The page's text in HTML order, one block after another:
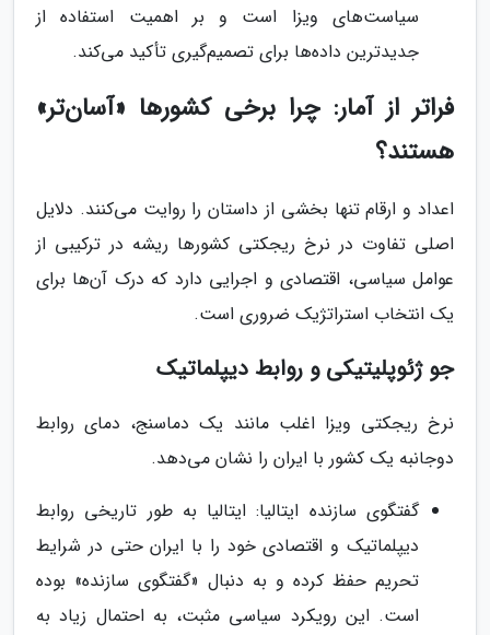
سیاست‌های ویزا است و بر اهمیت استفاده از
جدیدترین داده‌ها برای تصمیم‌گیری تأکید می‌کند.
فراتر از آمار: چرا برخی کشورها «آسان‌تر»
هستند؟
اعداد و ارقام تنها بخشی از داستان را روایت می‌کنند. دلایل
اصلی تفاوت در نرخ ریجکتی کشورها ریشه در ترکیبی از
عوامل سیاسی، اقتصادی و اجرایی دارد که درک آن‌ها برای
یک انتخاب استراتژیک ضروری است.
جو ژئوپلیتیکی و روابط دیپلماتیک
نرخ ریجکتی ویزا اغلب مانند یک دماسنج، دمای روابط
دوجانبه یک کشور با ایران را نشان می‌دهد.
گفتگوی سازنده ایتالیا: ایتالیا به طور تاریخی روابط
دیپلماتیک و اقتصادی خود را با ایران حتی در شرایط
تحریم حفظ کرده و به دنبال «گفتگوی سازنده» بوده
است. این رویکرد سیاسی مثبت، به احتمال زیاد به